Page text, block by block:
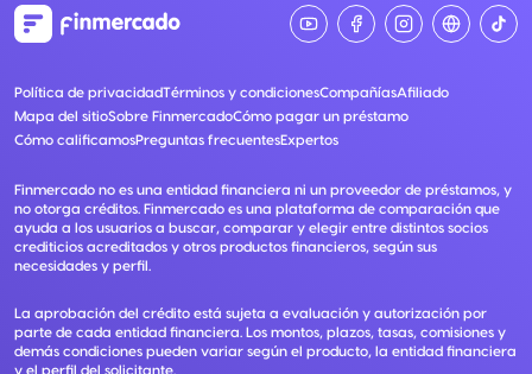
Política de privacidadTérminos y condicionesCompañíasAfiliado
Mapa del sitioSobre FinmercadoCómo pagar un préstamo
Cómo calificamosPreguntas frecuentesExpertos
Finmercado no es una entidad financiera ni un proveedor de préstamos, y
no otorga créditos. Finmercado es una plataforma de comparación que
ayuda a los usuarios a buscar, comparar y elegir entre distintos socios
crediticios acreditados y otros productos financieros, según sus
necesidades y perfil.
La aprobación del crédito está sujeta a evaluación y autorización por
parte de cada entidad financiera. Los montos, plazos, tasas, comisiones y
demás condiciones pueden variar según el producto, la entidad financiera
y el perfil del solicitante.